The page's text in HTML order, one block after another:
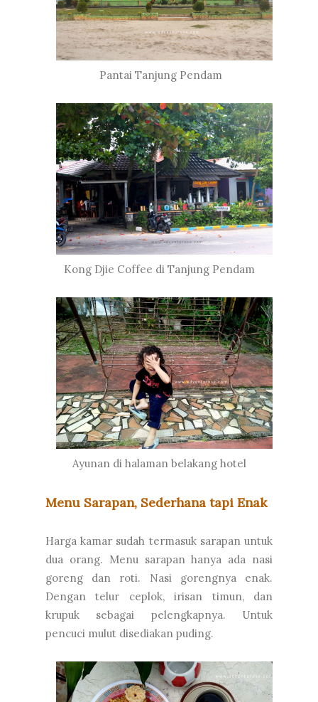
Pantai Tanjung Pendam
Kong Djie Coffee di Tanjung Pendam
Ayunan di halaman belakang hotel
Menu Sarapan, Sederhana tapi Enak
Harga kamar sudah termasuk sarapan untuk
dua orang. Menu sarapan hanya ada nasi
goreng dan roti. Nasi gorengnya enak.
Dengan telur ceplok, irisan timun, dan
krupuk sebagai pelengkapnya. Untuk
pencuci mulut disediakan puding.